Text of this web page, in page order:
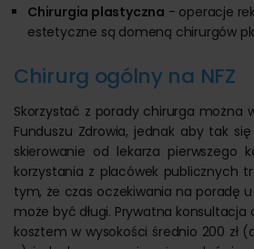
Chirurgia plastyczna - operacje
estetyczne są domeną chirurgów
Chirurg ogólny na NFZ
Skorzystać z porady chirurga można
Funduszu Zdrowia, jednak aby tak
skierowanie od lekarza pierwszego
korzystania z placówek publicznych
tym, że czas oczekiwania na poradę
może być długi. Prywatna konsultacja
kosztem w wysokości średnio 200 zł